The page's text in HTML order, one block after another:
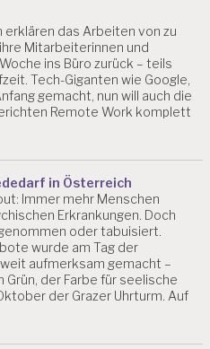
erklären das Arbeiten von zu
Mitarbeiterinnen und
ins Büro zurück – teils
Tech-Giganten wie Google,
gemacht, nun will auch die
Remote Work komplett
in Österreich
Immer mehr Menschen
Erkrankungen. Doch
oder tabuisiert.
wurde am Tag der
aufmerksam gemacht –
der Farbe für seelische
der Grazer Uhrturm. Auf